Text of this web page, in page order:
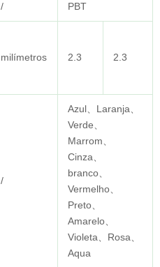
/ PBT
milímetros 2.3 2.3
/
Azul、Laranja、
Verde、
Marrom、
Cinza、
branco、
Vermelho、
Preto、
Amarelo、
Violeta、Rosa、
Aqua